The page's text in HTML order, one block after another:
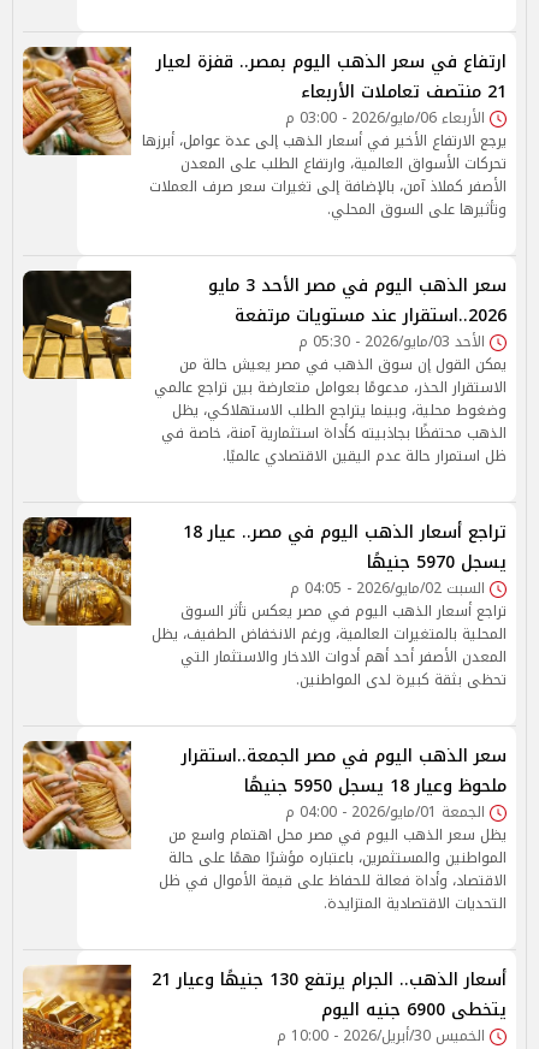
ارتفاع في سعر الذهب اليوم بمصر.. قفزة لعيار
21 منتصف تعاملات الأربعاء
الأربعاء 06/مايو/2026 - 03:00 م
يرجع الارتفاع الأخير في أسعار الذهب إلى عدة عوامل، أبرزها
تحركات الأسواق العالمية، وارتفاع الطلب على المعدن
الأصفر كملاذ آمن، بالإضافة إلى تغيرات سعر صرف العملات
وتأثيرها على السوق المحلي.
سعر الذهب اليوم في مصر الأحد 3 مايو
2026..استقرار عند مستويات مرتفعة
الأحد 03/مايو/2026 - 05:30 م
يمكن القول إن سوق الذهب في مصر يعيش حالة من
الاستقرار الحذر، مدعومًا بعوامل متعارضة بين تراجع عالمي
وضغوط محلية، وبينما يتراجع الطلب الاستهلاكي، يظل
الذهب محتفظًا بجاذبيته كأداة استثمارية آمنة، خاصة في
ظل استمرار حالة عدم اليقين الاقتصادي عالميًا.
تراجع أسعار الذهب اليوم في مصر.. عيار 18
يسجل 5970 جنيهًا
السبت 02/مايو/2026 - 04:05 م
تراجع أسعار الذهب اليوم في مصر يعكس تأثر السوق
المحلية بالمتغيرات العالمية، ورغم الانخفاض الطفيف، يظل
المعدن الأصفر أحد أهم أدوات الادخار والاستثمار التي
تحظى بثقة كبيرة لدى المواطنين.
سعر الذهب اليوم في مصر الجمعة..استقرار
ملحوظ وعيار 18 يسجل 5950 جنيهًا
الجمعة 01/مايو/2026 - 04:00 م
يظل سعر الذهب اليوم في مصر محل اهتمام واسع من
المواطنين والمستثمرين، باعتباره مؤشرًا مهمًا على حالة
الاقتصاد، وأداة فعالة للحفاظ على قيمة الأموال في ظل
التحديات الاقتصادية المتزايدة.
أسعار الذهب.. الجرام يرتفع 130 جنيهًا وعيار 21
يتخطى 6900 جنيه اليوم
الخميس 30/أبريل/2026 - 10:00 م